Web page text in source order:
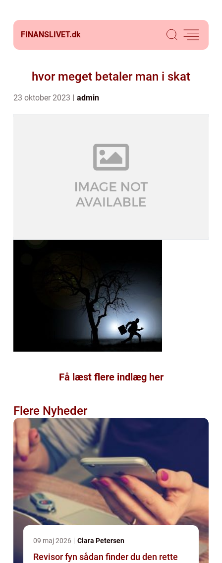
FINANSLIVET.dk
hvor meget betaler man i skat
23 oktober 2023 admin
Få læst flere indlæg her
Flere Nyheder
09 maj 2026 Clara Petersen
Revisor fyn sådan finder du den rette